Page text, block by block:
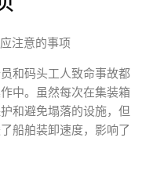
注意的事项
和码头工人致命事故都
中。虽然每次在集装箱
和避免塌落的设施，但
船舶装卸速度，影响了